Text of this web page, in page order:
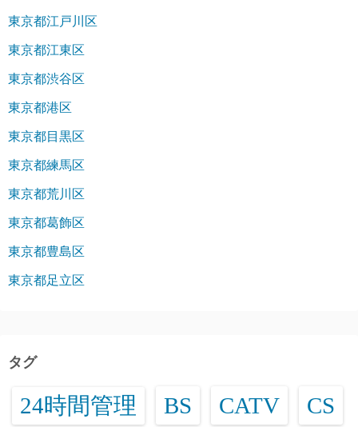
東京都江戸川区
東京都江東区
東京都渋谷区
東京都港区
東京都目黒区
東京都練馬区
東京都荒川区
東京都葛飾区
東京都豊島区
東京都足立区
タグ
24時間管理 BS CATV CS